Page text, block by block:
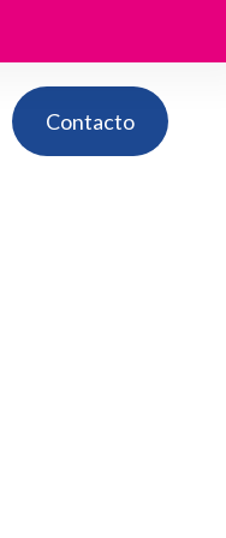
Contacto